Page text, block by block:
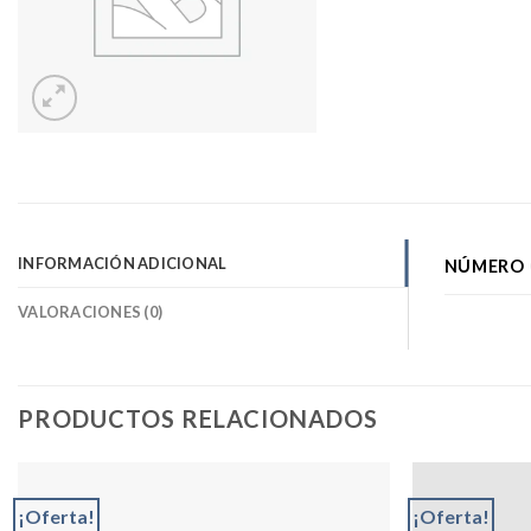
INFORMACIÓN ADICIONAL
VALORACIONES (0)
NÚMERO
PRODUCTOS RELACIONADOS
¡Oferta! ¡Oferta!